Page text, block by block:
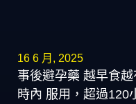
16 6 月, 2025
事後避孕藥 越早食
時內 服用，超過120